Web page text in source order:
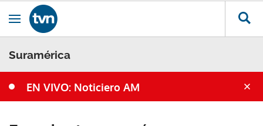
Ir al contenido
Obrir navegació
Suramérica
EN VIVO: Noticiero AM